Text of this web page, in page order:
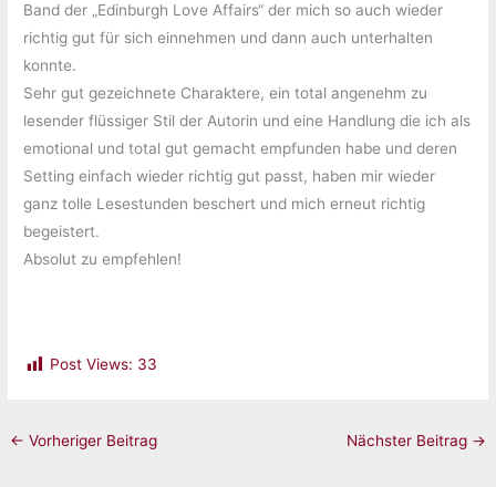
Band der „Edinburgh Love Affairs“ der mich so auch wieder
richtig gut für sich einnehmen und dann auch unterhalten
konnte.
Sehr gut gezeichnete Charaktere, ein total angenehm zu
lesender flüssiger Stil der Autorin und eine Handlung die ich als
emotional und total gut gemacht empfunden habe und deren
Setting einfach wieder richtig gut passt, haben mir wieder
ganz tolle Lesestunden beschert und mich erneut richtig
begeistert.
Absolut zu empfehlen!
Post Views: 33
← Vorheriger Beitrag Nächster Beitrag →